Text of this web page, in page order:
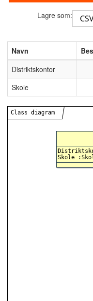
Lagre som:
Navn
Distriktskontor
Skole